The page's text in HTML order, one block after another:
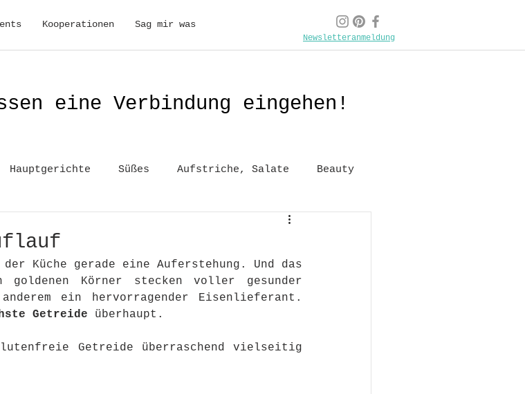
Kooperationen Sag mir was
Newsletteranmeldung
eine Verbindung eingehen!
Hauptgerichte Süßes Aufstriche, Salate Beauty
Küche gerade eine Auferstehung. Und das
Körner stecken voller gesunder
ein hervorragender Eisenlieferant.
Getreide überhaupt.
Getreide überraschend vielseitig